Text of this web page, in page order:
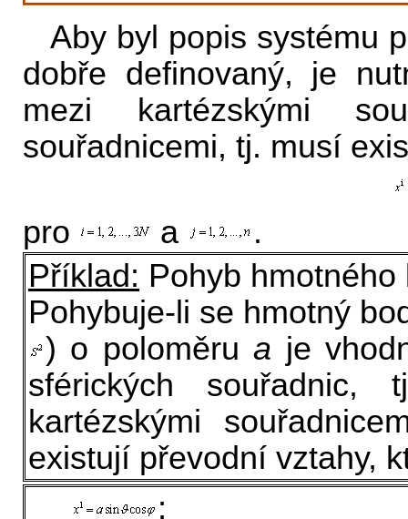
Aby byl popis systému
dobře definovaný, je
mezi kartézskými
souřadnicemi, tj. musí
pro a
.
Příklad: Pohyb
Pohybuje-li se hmotný
) o poloměrua je
sférických
kartézskými
existují převodní vztahy,
;